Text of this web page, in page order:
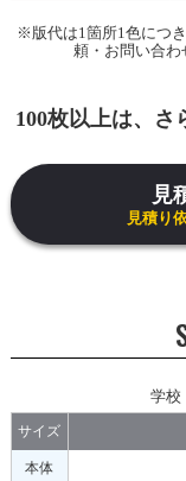
※版代は1箇所1色につ
頼・お問い合わ
100枚以上は、さ
見
見積り
学校
サイズ
本体